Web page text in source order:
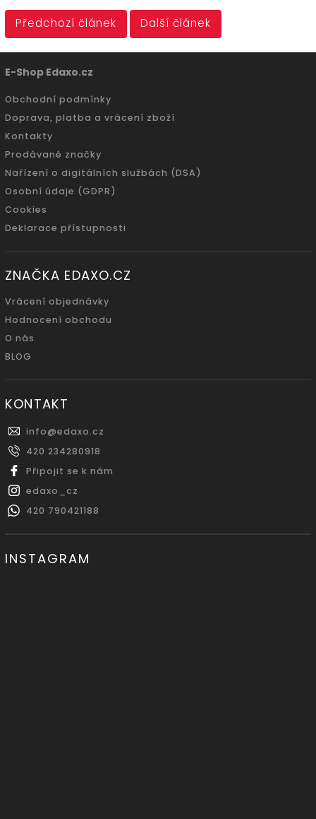
Předchozí článek Další článek
E-Shop Edaxo.cz
Obchodní podmínky
Doprava, platba a vrácení zboží
Kontakty
Prodávané značky
Nařízení o digitálních službách (DSA)
Osobní údaje (GDPR)
Cookies
Deklarace přístupnosti
ZNAČKA EDAXO.CZ
Vrácení objednávky
Hodnocení obchodu
O nás
BLOG
KONTAKT
info@edaxo.cz
420 234280918
Připojit se k nám
edaxo_cz
420 790421188
INSTAGRAM